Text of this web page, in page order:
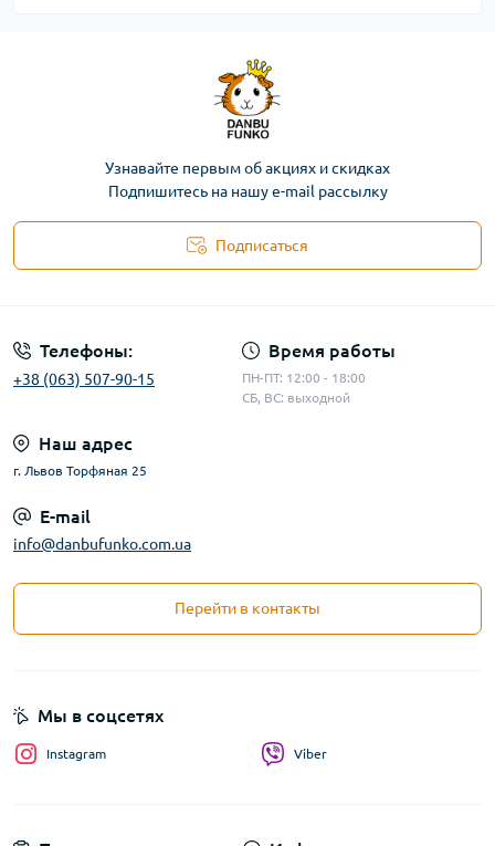
Узнавайте первым об акциях и скидках
Подпишитесь на нашу e-mail рассылку
Подписаться
Телефоны:
+38 (063) 507-90-15
Время работы
ПН-ПТ: 12:00 - 18:00
СБ, ВС: выходной
Наш адрес
г. Львов Торфяная 25
E-mail
info@danbufunko.com.ua
Перейти в контакты
Мы в соцсетях
Instagram Viber